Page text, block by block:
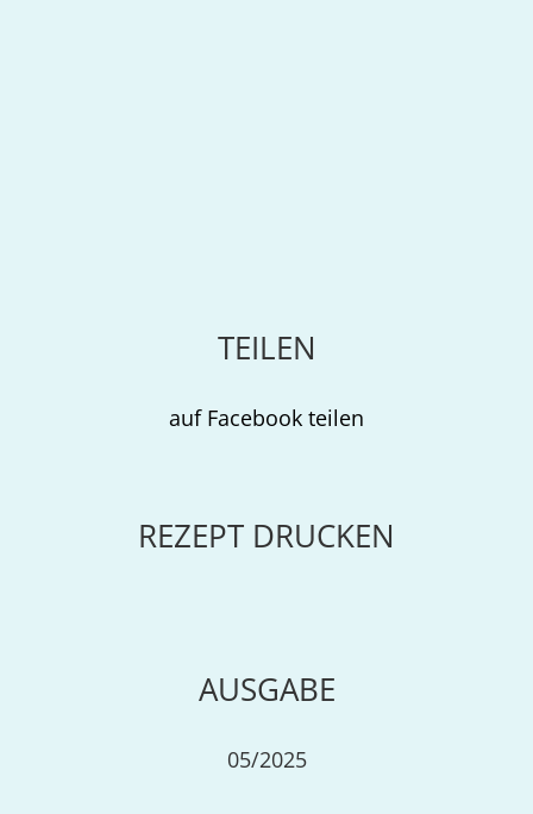
TEILEN
auf Facebook teilen
REZEPT DRUCKEN
AUSGABE
05/2025